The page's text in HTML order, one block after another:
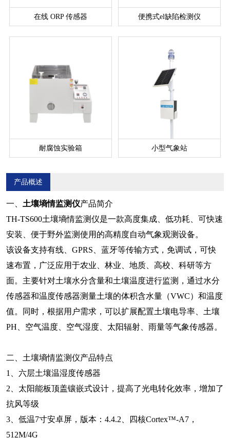
在线 ORP 传感器 便携式el缺陷检测仪
耐腐蚀实验箱 小型气象站
产品概述
一、 土壤墒情监测仪产品简介
TH-TS600土壤墒情监测仪是一款高度集成、低功耗、可快速
安装、便于野外监测使用的高精度自动气象观测设备。
该设备支持有线、GPRS、蓝牙等传输方式，免调试，可快
速布置，广泛应用于农业、林业、地质、高校、科研等方
面。主要针对土壤水分含量和土壤温度进行监测，通过水分
传感器和温度传感器测量土壤的体积含水量（VWC）和温度
值。同时，根据用户需求，可以扩展配置土壤电导率、土壤
PH、空气温度、空气湿度、太阳辐射、雨量等气象传感器。
二、 土壤墒情监测仪产品特点
1、六层土壤温湿度传感器
2、太阳能板顶盖镶嵌式设计，提高了光电转化效率，增加了
抗风等级
3、低温7寸安卓屏，版本：4.4.2、四核Cortex™-A7，
512M/4G